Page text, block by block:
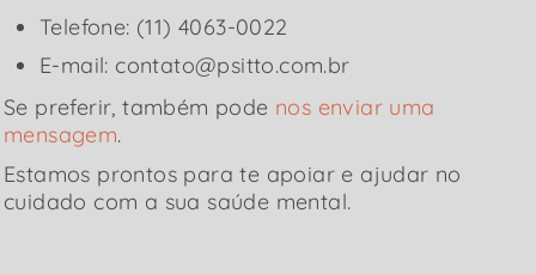
Telefone: (11) 4063-0022
E-mail: contato@psitto.com.br
Se preferir, também pode nos enviar uma
mensagem.
Estamos prontos para te apoiar e ajudar no
cuidado com a sua saúde mental.